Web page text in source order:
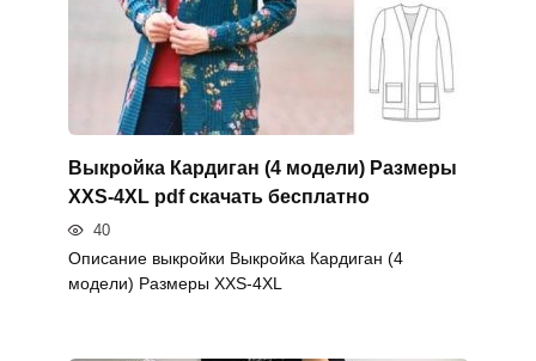
Выкройка Кардиган (4 модели) Размеры
XXS-4XL pdf скачать бесплатно
40
Описание выкройки Выкройка Кардиган (4
модели) Размеры XXS-4XL